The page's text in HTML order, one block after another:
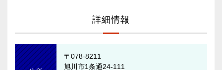
詳細情報
〒078-8211
旭川市1条通24-111